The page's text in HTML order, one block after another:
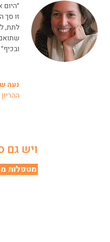
״היום
זו סך
לתת,
ובכיף״
נעה
ויש גם
מטפלות